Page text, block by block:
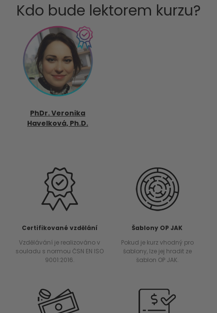
Kdo bude lektorem kurzu?
PhDr. Veronika
Havelková, Ph.D.
Certifikované vzdělání
Vzdělávání je realizováno v
souladu s normou ČSN EN ISO
9001:2016.
Šablony OP JAK
Pokud je kurz vhodný pro
šablony, lze jej hradit ze
šablon OP JAK.